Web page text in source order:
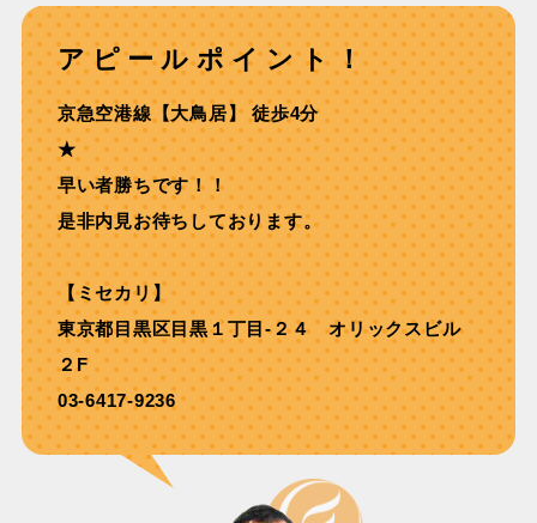
アピールポイント！
京急空港線【大⿃居】 徒歩4分
★
早い者勝ちです！！
是非内見お待ちしております。
【ミセカリ】
東京都目黒区目黒１丁目-２４ オリックスビル
２F
03-6417-9236